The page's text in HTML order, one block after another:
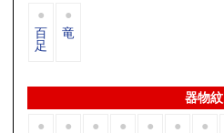
百
足
竜
器物紋